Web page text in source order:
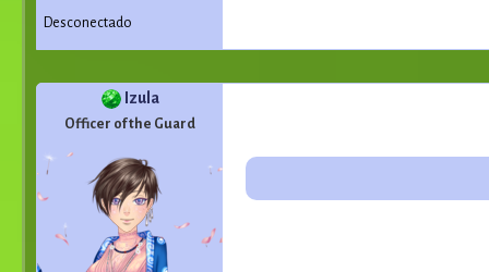
Desconectado
Izula
Officer of the Guard